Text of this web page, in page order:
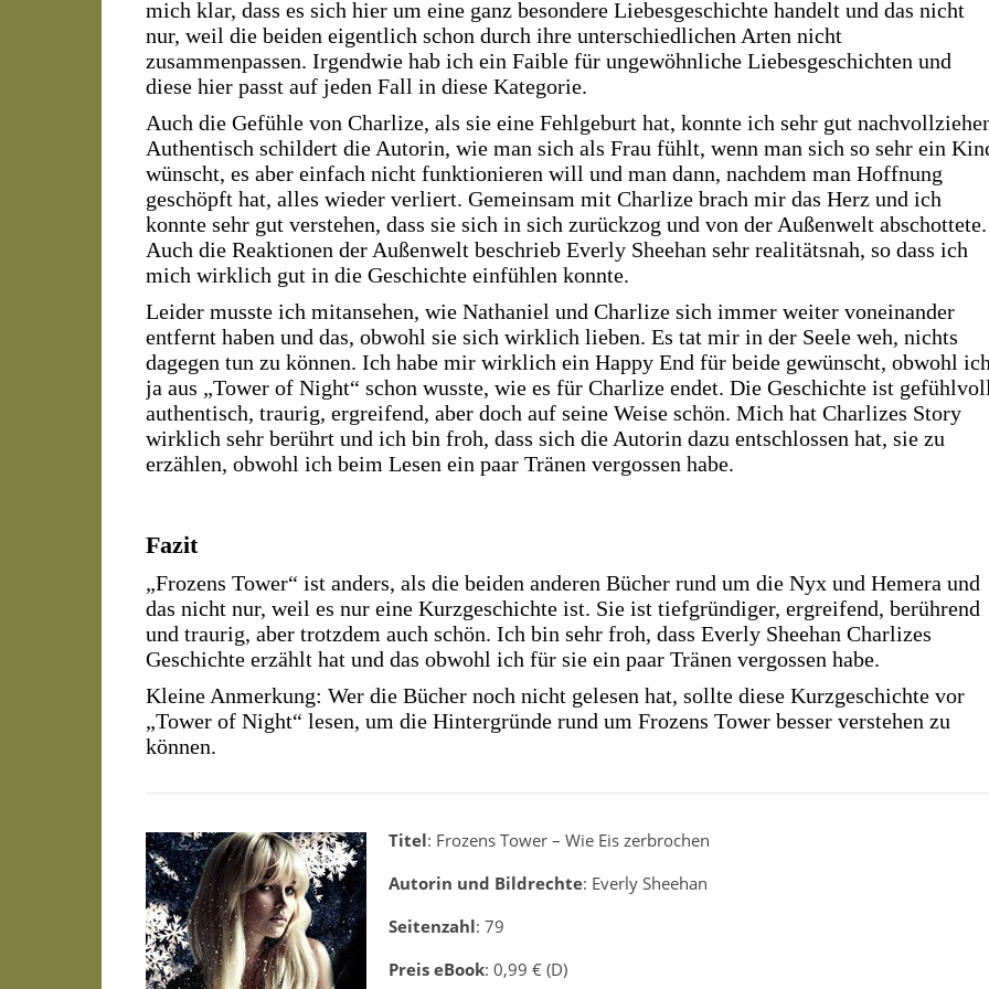
mich klar, dass es sich hier um eine ganz besondere Liebesgeschichte handelt und das nicht
nur, weil die beiden eigentlich schon durch ihre unterschiedlichen Arten nicht
zusammenpassen. Irgendwie hab ich ein Faible für ungewöhnliche Liebesgeschichten und
diese hier passt auf jeden Fall in diese Kategorie.
Auch die Gefühle von Charlize, als sie eine Fehlgeburt hat, konnte ich sehr gut
Authentisch schildert die Autorin, wie man sich als Frau fühlt, wenn man sich so sehr ein
wünscht, es aber einfach nicht funktionieren will und man dann, nachdem man Hoffnung
geschöpft hat, alles wieder verliert. Gemeinsam mit Charlize brach mir das Herz und ich
konnte sehr gut verstehen, dass sie sich in sich zurückzog und von der Außenwelt abschottete.
Auch die Reaktionen der Außenwelt beschrieb Everly Sheehan sehr realitätsnah, so dass ich
mich wirklich gut in die Geschichte einfühlen konnte.
Leider musste ich mitansehen, wie Nathaniel und Charlize sich immer weiter voneinander
entfernt haben und das, obwohl sie sich wirklich lieben. Es tat mir in der Seele weh, nichts
dagegen tun zu können. Ich habe mir wirklich ein Happy End für beide gewünscht, obwohl ich
ja aus „Tower of Night“ schon wusste, wie es für Charlize endet. Die Geschichte ist
authentisch, traurig, ergreifend, aber doch auf seine Weise schön. Mich hat Charlizes Story
wirklich sehr berührt und ich bin froh, dass sich die Autorin dazu entschlossen hat, sie zu
erzählen, obwohl ich beim Lesen ein paar Tränen vergossen habe.
Fazit
„Frozens Tower“ ist anders, als die beiden anderen Bücher rund um die Nyx und Hemera und
das nicht nur, weil es nur eine Kurzgeschichte ist. Sie ist tiefgründiger, ergreifend, berührend
und traurig, aber trotzdem auch schön. Ich bin sehr froh, dass Everly Sheehan Charlizes
Geschichte erzählt hat und das obwohl ich für sie ein paar Tränen vergossen habe.
Kleine Anmerkung: Wer die Bücher noch nicht gelesen hat, sollte diese Kurzgeschichte vor
„Tower of Night“ lesen, um die Hintergründe rund um Frozens Tower besser verstehen zu
können.
Titel: Frozens Tower – Wie Eis zerbrochen
Autorin und Bildrechte: Everly Sheehan
Seitenzahl: 79
Preis eBook: 0,99 € (D)